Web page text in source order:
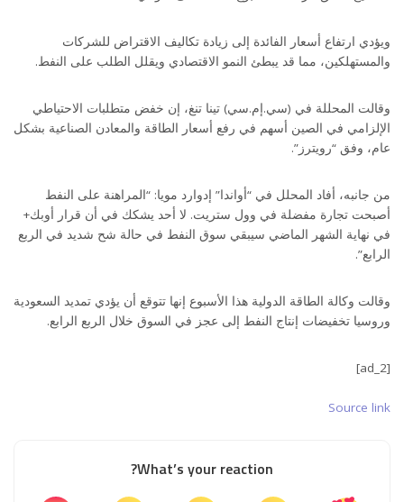
ويؤدي ارتفاع أسعار الفائدة إلى زيادة تكاليف الاقتراض للشركات
والمستهلكين، مما قد يبطئ النمو الاقتصادي ويقلل الطلب على النفط.
وقالت المحللة في (سي.إم.سي) تينا تنغ، إن خفض متطلبات الاحتياطي
الإلزامي في الصين أسهم في رفع أسعار الطاقة والمعادن الصناعية بشكل
عام، وفق “رويترز”.
من جانبه، أفاد المحلل في “أواندا” إدوارد مويا: “المراهنة على النفط
أصبحت تجارة مفضلة في وول ستريت. لا أحد يشكك في أن قرار أوبك+
في نهاية الشهر الماضي سيبقي سوق النفط في حالة شح شديد في الربع
الرابع”.
وقالت وكالة الطاقة الدولية هذا الأسبوع إنها تتوقع أن يؤدي تمديد السعودية
وروسيا تخفيضات إنتاج النفط إلى عجز في السوق خلال الربع الرابع.
[ad_2]
Source link
What’s your reaction?